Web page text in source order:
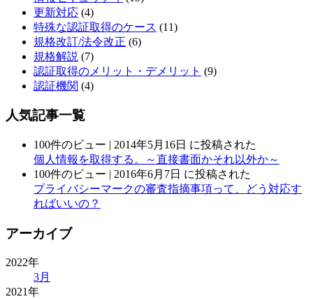
更新対応 (4)
特殊な認証取得のケース (11)
規格改訂/法令改正 (6)
規格解説 (7)
認証取得のメリット・デメリット (9)
認証機関 (4)
人気記事一覧
100件のビュー | 2014年5月16日 に投稿された
個人情報を取得する。～直接書面かそれ以外か～
100件のビュー | 2016年6月7日 に投稿された
プライバシーマークの審査指摘事項って、どう対応す
ればいいの？
アーカイブ
2022年
3月
2021年